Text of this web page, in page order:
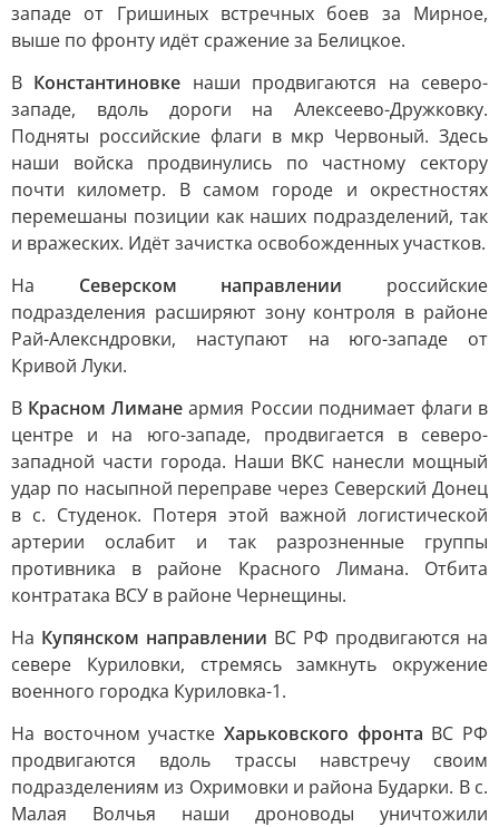
западе от Гришиных встречных боев за Мирное,
выше по фронту идёт сражение за Белицкое.
В Константиновке наши продвигаются на северо-
западе, вдоль дороги на Алексеево-Дружковку.
Подняты российские флаги в мкр Червоный. Здесь
наши войска продвинулись по частному сектору
почти километр. В самом городе и окрестностях
перемешаны позиции как наших подразделений, так
и вражеских. Идёт зачистка освобожденных участков.
На Северском направлении российские
подразделения расширяют зону контроля в районе
Рай-Алексндровки, наступают на юго-западе от
Кривой Луки.
В Красном Лимане армия России поднимает флаги в
центре и на юго-западе, продвигается в северо-
западной части города. Наши ВКС нанесли мощный
удар по насыпной переправе через Северский Донец
в с. Студенок. Потеря этой важной логистической
артерии ослабит и так разрозненные группы
противника в районе Красного Лимана. Отбита
контратака ВСУ в районе Чернещины.
На Купянском направлении ВС РФ продвигаются на
севере Куриловки, стремясь замкнуть окружение
военного городка Куриловка-1.
На восточном участке Харьковского фронта ВС РФ
продвигаются вдоль трассы навстречу своим
подразделениям из Охримовки и района Бударки. В с.
Малая Волчья наши дроноводы уничтожили